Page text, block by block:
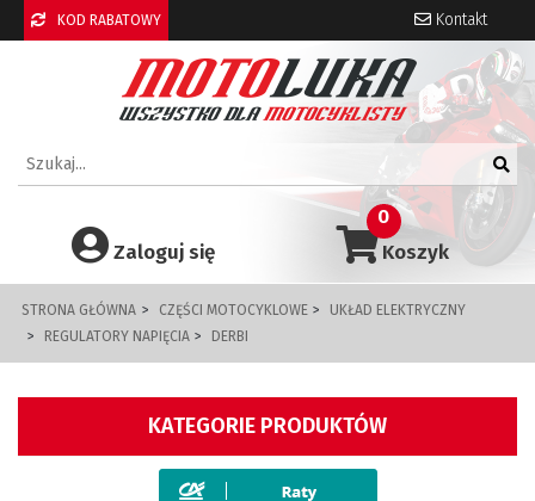
KOD RABATOWY Kontakt
Koszyk
0
Zaloguj się
STRONA GŁÓWNA CZĘŚCI MOTOCYKLOWE
UKŁAD ELEKTRYCZNY
REGULATORY NAPIĘCIA
DERBI
KATEGORIE PRODUKTÓW